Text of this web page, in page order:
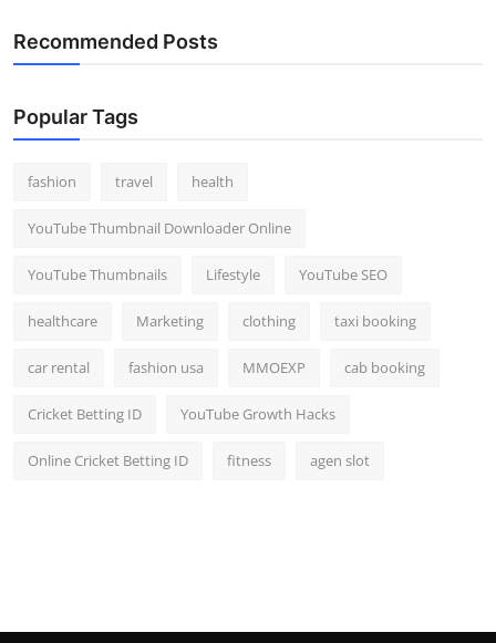
Recommended Posts
Popular Tags
fashion travel health
YouTube Thumbnail Downloader Online
YouTube Thumbnails Lifestyle YouTube SEO
healthcare Marketing clothing taxi booking
car rental fashion usa MMOEXP cab booking
Cricket Betting ID YouTube Growth Hacks
Online Cricket Betting ID fitness agen slot